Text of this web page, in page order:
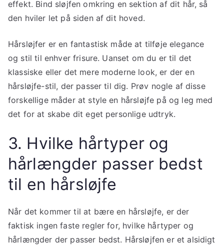
effekt. Bind sløjfen omkring en sektion af dit hår, så
den hviler let på siden af dit hoved.
Hårsløjfer er en fantastisk måde at tilføje elegance
og stil til enhver frisure. Uanset om du er til det
klassiske eller det mere moderne look, er der en
hårsløjfe-stil, der passer til dig. Prøv nogle af disse
forskellige måder at style en hårsløjfe på og leg med
det for at skabe dit eget personlige udtryk.
3. Hvilke hårtyper og
hårlængder passer bedst
til en hårsløjfe
Når det kommer til at bære en hårsløjfe, er der
faktisk ingen faste regler for, hvilke hårtyper og
hårlængder der passer bedst. Hårsløjfen er et alsidigt